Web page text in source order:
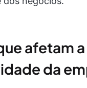
afetam a
da